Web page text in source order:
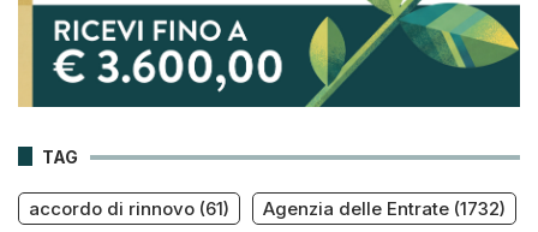
TAG
accordo di rinnovo (61) Agenzia delle Entrate (1732)